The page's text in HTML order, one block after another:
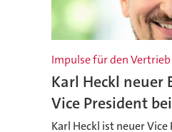
Impulse für den Vertrieb
Karl Heckl neuer
Vice President
Karl Heckl ist neuer